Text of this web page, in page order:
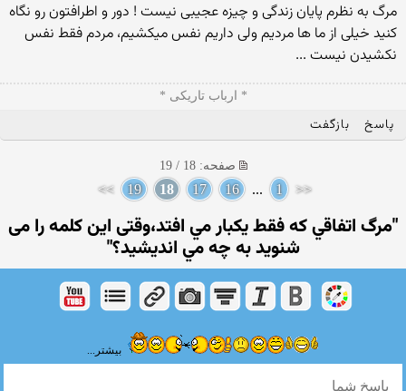
مرگ به نظرم پایان زندگی و چیزه عجیبی نیست ! دور و اطرافتون رو نگاه
کنید خیلی از ما ها مردیم ولی داریم نفس میکشیم، مردم فقط نفس
نکشیدن نیست ...
* ارباب تاریکی *
پاسخ بازگفت
صفحه: 18 / 19
<<
1
...
16
17
18
19
>>
"مرگ اتفاقي كه فقط يكبار مي افتد،وقتی اين كلمه را می
شنوید به چه مي انديشيد؟"
بیشتر...